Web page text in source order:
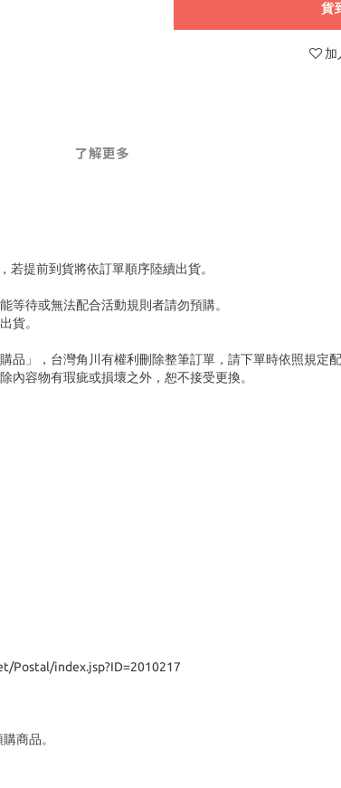
貨
加
了解更多
提前到貨將依訂單順序陸續出貨。
待或無法配合活動規則者請勿預購。
貨。
」，台灣角川有權利刪除整筆訂單，請下單時依照規定配
容物有瑕疵或損壞之外，恕不接受更換。
Postal/index.jsp?ID=2010217
商品。